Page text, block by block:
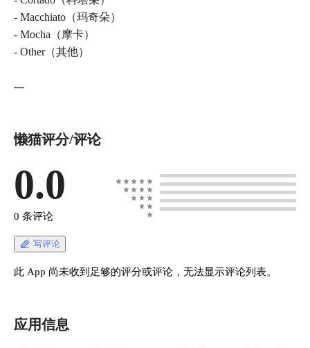
- Macchiato（玛奇朵）
- Mocha（摩卡）
- Other（其他）
---
懒猫评分/评论
0.0
0 条评论
写评论
此 App 尚未收到足够的评分或评论，无法显示评论列表。
应用信息